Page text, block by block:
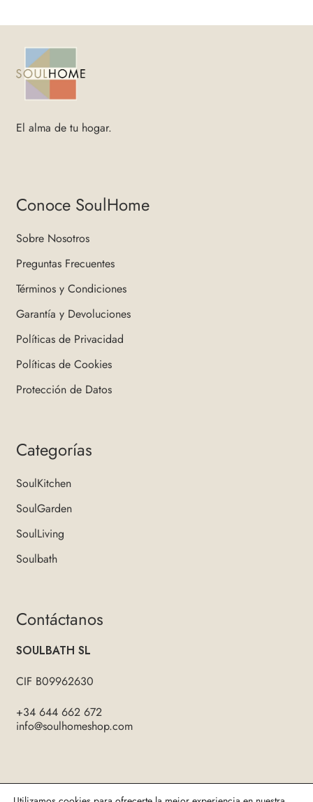
El alma de tu hogar.
Conoce SoulHome
Sobre Nosotros
Preguntas Frecuentes
Términos y Condiciones
Garantía y Devoluciones
Políticas de Privacidad
Políticas de Cookies
Protección de Datos
Categorías
SoulKitchen
SoulGarden
SoulLiving
Soulbath
Contáctanos
SOULBATH SL
CIF B09962630
+34 644 662 672
info@soulhomeshop.com